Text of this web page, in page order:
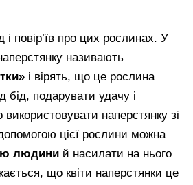
і повір’їв про цих рослинах. У
називають
і вірять, що це рослина
бід, подарувати удачу і
наперстянку зі
цієї рослини можна
людини й насилати на нього
що квіти наперстянки це